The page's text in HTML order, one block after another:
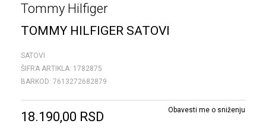
Tommy Hilfiger
TOMMY HILFIGER SATOVI
SATOVI
ŠIFRA ARTIKLA: 1782875
BARKOD: 7613272682879
18.190,00 RSD Obavesti me o sniženju